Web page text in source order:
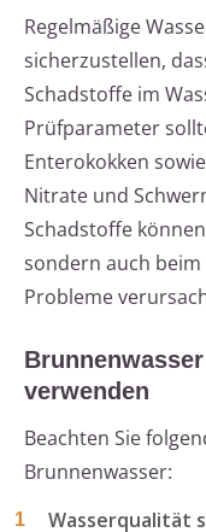
Regelmäßige
sicherzustellen,
Schadstoffe im
Prüfparameter
Enterokokken
Nitrate und
Schadstoffe
sondern auch
Probleme
verwenden
Beachten Sie
Brunnenwasser:
Wasserqualität